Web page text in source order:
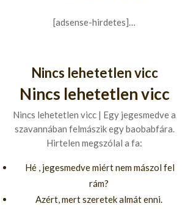
[adsense-hirdetes]…
Nincs lehetetlen vicc
Nincs lehetetlen vicc
Nincs lehetetlen vicc | Egy jegesmedve a
szavannában felmászik egy baobabfára.
Hirtelen megszólal a fa:
Hé , jegesmedve miért nem mászol fel
rám?
Azért, mert szeretek almát enni.